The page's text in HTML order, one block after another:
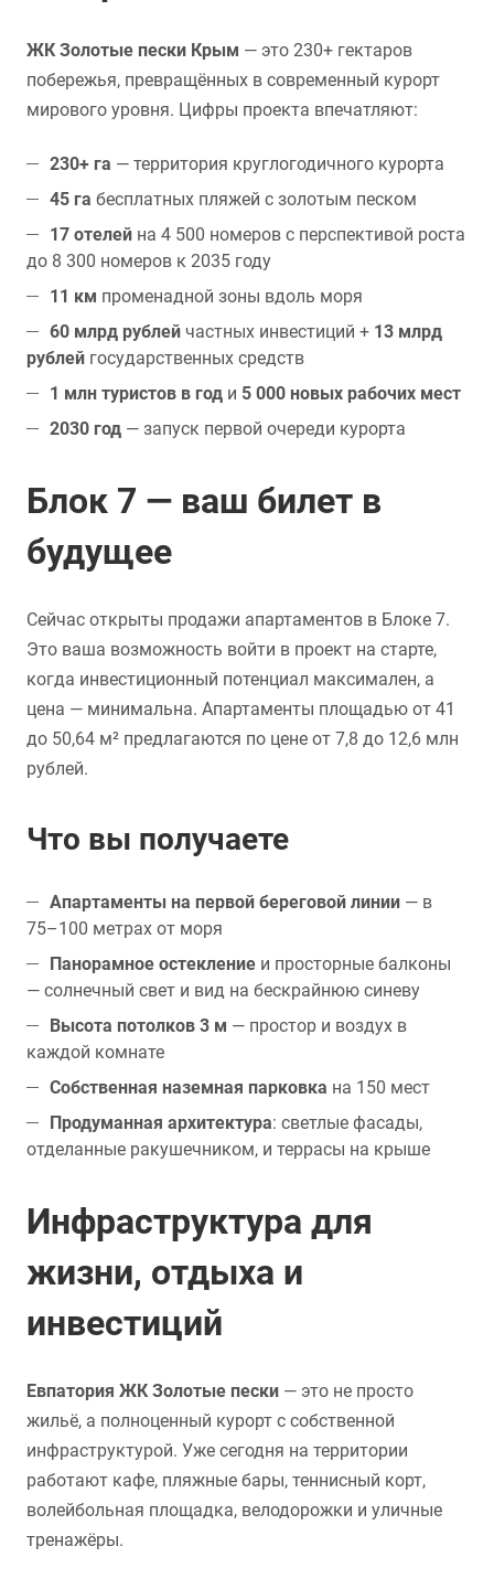
ЖК Золотые пески Крым — это 230+ гектаров
побережья, превращённых в современный курорт
мирового уровня. Цифры проекта впечатляют:
230+ га — территория круглогодичного курорта
45 га бесплатных пляжей с золотым песком
17 отелей на 4 500 номеров с перспективой роста
до 8 300 номеров к 2035 году
11 км променадной зоны вдоль моря
60 млрд рублей частных инвестиций + 13 млрд
рублей государственных средств
1 млн туристов в год и 5 000 новых рабочих мест
2030 год — запуск первой очереди курорта
Блок 7 — ваш билет в
будущее
Сейчас открыты продажи апартаментов в Блоке 7.
Это ваша возможность войти в проект на старте,
когда инвестиционный потенциал максимален, а
цена — минимальна. Апартаменты площадью от 41
до 50,64 м² предлагаются по цене от 7,8 до 12,6 млн
рублей.
Что вы получаете
Апартаменты на первой береговой линии — в
75–100 метрах от моря
Панорамное остекление и просторные балконы
— солнечный свет и вид на бескрайнюю синеву
Высота потолков 3 м — простор и воздух в
каждой комнате
Собственная наземная парковка на 150 мест
Продуманная архитектура: светлые фасады,
отделанные ракушечником, и террасы на крыше
Инфраструктура для
жизни, отдыха и
инвестиций
Евпатория ЖК Золотые пески — это не просто
жильё, а полноценный курорт с собственной
инфраструктурой. Уже сегодня на территории
работают кафе, пляжные бары, теннисный корт,
волейбольная площадка, велодорожки и уличные
тренажёры.